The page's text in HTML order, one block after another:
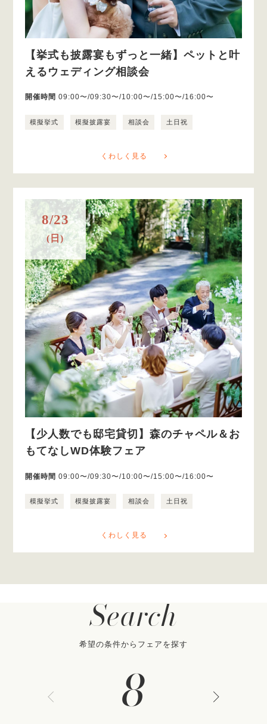
【挙式も披露宴もずっと一緒】ペットと叶
えるウェディング相談会
開催時間 09:00〜/09:30〜/10:00〜/15:00〜/16:00〜
模擬挙式 模擬披露宴 相談会 土日祝
くわしく見る
8/23
(日)
【少人数でも邸宅貸切】森のチャペル＆お
もてなしWD体験フェア
開催時間 09:00〜/09:30〜/10:00〜/15:00〜/16:00〜
模擬挙式 模擬披露宴 相談会 土日祝
くわしく見る
Search
希望の条件からフェアを探す
8